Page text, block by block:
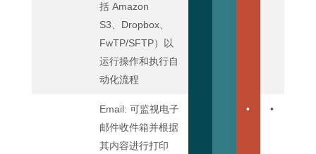
括 Amazon
S3、Dropbox、
FwTP/SFTP）以
运行操作和执行自
动化流程
Email: 可监视电子
邮件收件箱并根据
其内容进行打印
• •